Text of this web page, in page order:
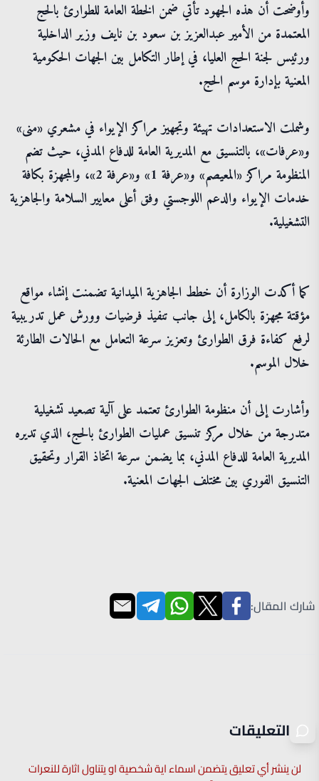
وأوضحت أن هذه الجهود تأتي ضمن الخطة العامة للطوارئ بالحج
المعتمدة من الأمير عبدالعزيز بن سعود بن نايف وزير الداخلية
ورئيس لجنة الحج العليا، في إطار التكامل بين الجهات الحكومية
المعنية بإدارة موسم الحج.
وشملت الاستعدادات تهيئة وتجهيز مراكز الإيواء في مشعري «منى»
و«عرفات»، بالتنسيق مع المديرية العامة للدفاع المدني، حيث تضم
المنظومة مراكز «المعيصم» و«عرفة 1» و«عرفة 2»، والمجهزة بكافة
خدمات الإيواء والدعم اللوجستي وفق أعلى معايير السلامة والجاهزية
التشغيلية.
كما أكدت الوزارة أن خطط الجاهزية الميدانية تضمنت إنشاء مواقع
مؤقتة مجهزة بالكامل، إلى جانب تنفيذ فرضيات وورش عمل تدريبية
لرفع كفاءة فرق الطوارئ وتعزيز سرعة التعامل مع الحالات الطارئة
خلال الموسم.
وأشارت إلى أن منظومة الطوارئ تعتمد على آلية تصعيد تشغيلية
متدرجة من خلال مركز تنسيق عمليات الطوارئ بالحج، الذي تديره
المديرية العامة للدفاع المدني، بما يضمن سرعة اتخاذ القرار وتحقيق
التنسيق الفوري بين مختلف الجهات المعنية.
شارك المقال:
التعليقات
لن ينشر أي تعليق يتضمن اسماء اية شخصية او يتناول اثارة للنعرات